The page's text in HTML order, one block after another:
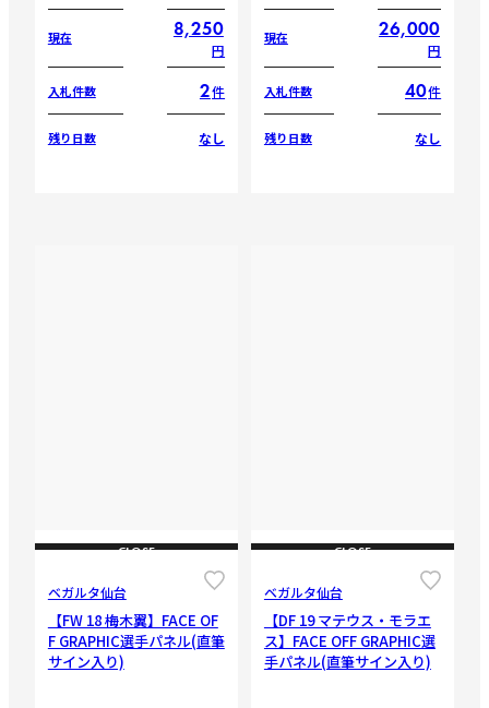
現在 8,250
円
入札件数 2件
残り日数 なし
現在 26,000
円
入札件数 40件
残り日数 なし
CLOSE
ベガルタ仙台
【FW 18 梅木翼】FACE OF
F GRAPHIC選手パネル(直筆
サイン入り)
CLOSE
ベガルタ仙台
【DF 19 マテウス・モラエ
ス】FACE OFF GRAPHIC選
手パネル(直筆サイン入り)